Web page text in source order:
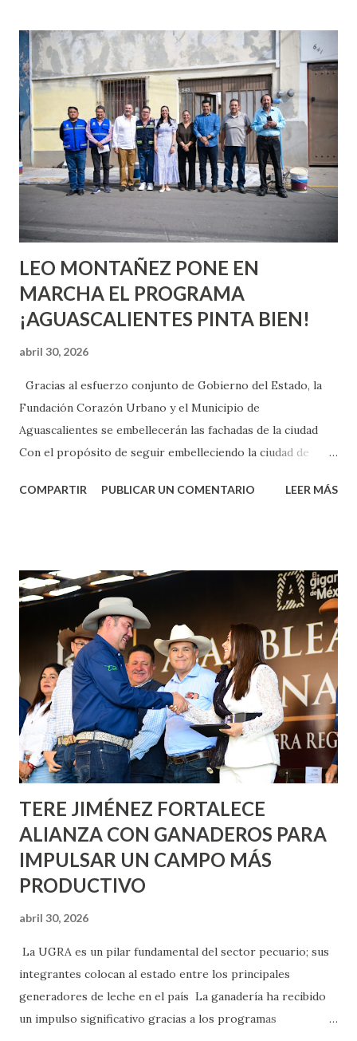
conoces ni la mitad de lo que deberías saber. Pero incluso
quienes ya han tenido relaciones sexuales no son expertos
o expertas en el tema. Siempre hay algo nuevo que
aprender y nuevas experiencias que conocer. Si eres una
chica y aún no has tenido relaciones sexuales, tal vez
pienses que el sexo será increíble y no puedas esperar para
experimentarlo, pero como cualquier persona con
experiencia te dirá, siempre es mejor cuando ambas partes
son suficientemen...
LEO MONTAÑEZ PONE EN
MARCHA EL PROGRAMA
¡AGUASCALIENTES PINTA BIEN!
abril 30, 2026
Gracias al esfuerzo conjunto de Gobierno del Estado, la
Fundación Corazón Urbano y el Municipio de
Aguascalientes se embellecerán las fachadas de la ciudad
Con el propósito de seguir embelleciendo la ciudad de
municipal, Leo Montañez dio inicio al programa
Corazón Urbano y el Municipio capital. Leo Montañez
informó que en este programa se usarán cerca de 90 mil
metros cuadrados de pintura, para dar inicio en la calle
Nieto, entre Jesús F. Elizondo y la calle 22 de Octubre, con
lo que se aplicará pintura en 66 casas. Posteriormente se
llevará este programa a Villas de Nuestra Señora de la
Asunción, Avenida Alameda y Decreto 27 de Septiembre, en
los edificios FOVISSSTE Ojo de Agua, en la comunidad
Norias de Paso Hondo y en los edificios de...
COMPARTIR PUBLICAR UN COMENTARIO LEER MÁS
TERE JIMÉNEZ FORTALECE
ALIANZA CON GANADEROS PARA
IMPULSAR UN CAMPO MÁS
PRODUCTIVO
abril 30, 2026
La UGRA es un pilar fundamental del sector pecuario; sus
integrantes colocan al estado entre los principales
generadores de leche en el país La ganadería ha recibido
un impulso significativo gracias a los programas